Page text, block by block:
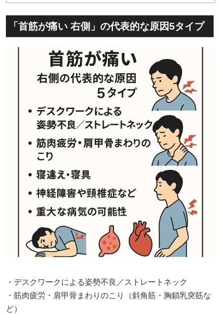
「首筋が痛い 右側」の代表的な原因5タイプ
・デスクワークによる姿勢不良／ストレートネック
・筋肉疲労・肩甲骨まわりのこり（斜角筋・胸鎖乳突筋な
ど）